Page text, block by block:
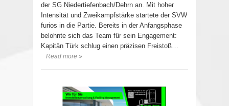
der SG Niedertiefenbach/Dehrn an. Mit hoher
Intensität und Zweikampfstärke startete der SVW
furios in die Partie. Bereits in der Anfangsphase
belohnte sich das Team für sein Engagement:
Kapitän Türk schlug einen präzisen Freistoß…
Read more »